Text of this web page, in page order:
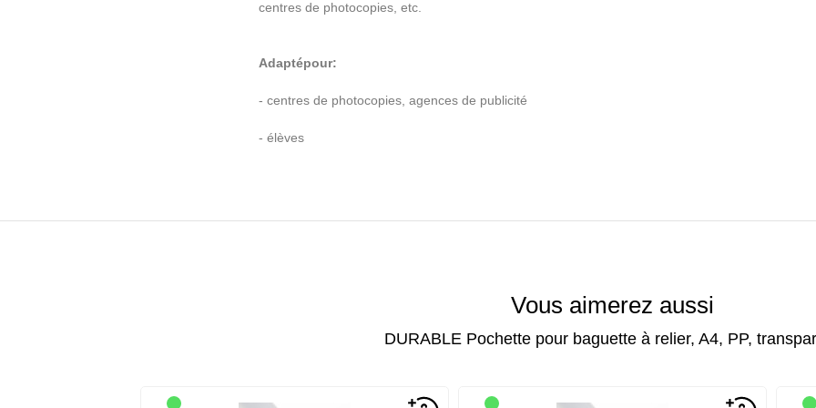
centres de photocopies, etc.
Adaptépour:
- centres de photocopies, agences de publicité
- élèves
Vous aimerez aussi
DURABLE Pochette pour baguette à relier, A4, PP,